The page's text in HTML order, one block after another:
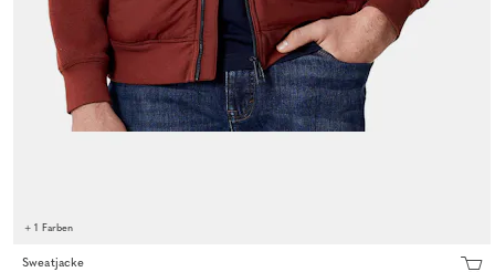
+ 1 Farben
Sweatjacke